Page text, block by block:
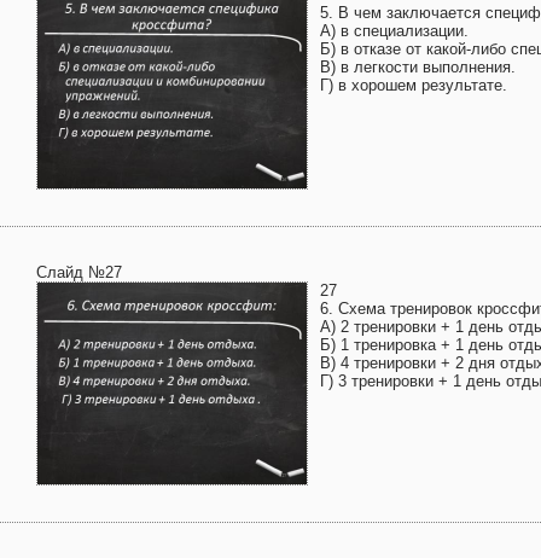
5. В чем заключается
А) в специализации.
Б) в отказе от какой-либо
В) в легкости выполнения.
Г) в хорошем результате.
Слайд №27
27
6. Схема тренировок
А) 2 тренировки + 1 день
Б) 1 тренировка + 1 день
В) 4 тренировки + 2 дня
Г) 3 тренировки + 1 день